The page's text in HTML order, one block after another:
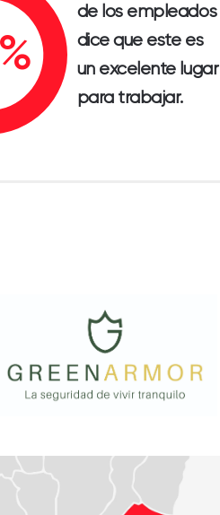
de los empleados
dice que este es
un excelente lugar
para trabajar.